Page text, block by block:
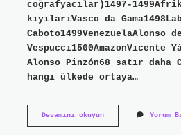
coğrafyacılar)1497-
kıyılarıVasco da
Caboto1499VenezuelaAlonso
Vespucci1500AmazonVicente
Alonso Pinzón68 satır
hangi ülkede ortaya…
Devamını okuyunCoğrafi
Yorum